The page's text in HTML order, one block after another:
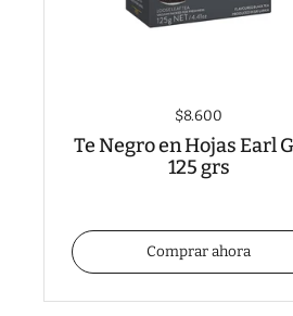
$8.600
Te Negro en Hojas Earl
125 grs
Comprar ahora